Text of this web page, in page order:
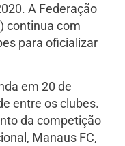
A Federação
continua com
para oficializar
em 20 de
entre os clubes.
da competição
Manaus FC,